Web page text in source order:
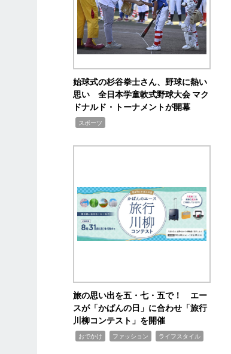
始球式の杉谷拳士さん、野球に熱い
思い 全日本学童軟式野球大会 マク
ドナルド・トーナメントが開幕
スポーツ
旅の思い出を五・七・五で！ エー
スが「かばんの日」に合わせ「旅行
川柳コンテスト」を開催
おでかけ ファッション ライフスタイル